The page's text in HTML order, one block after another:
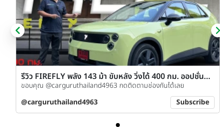
รีวิว FIREFLY พลัง 143 ม้า ขับหลัง วิ่งได้ 400 กม. ออปชั่น
เยอะ
ขอบคุณ @carguruthailand4963 กดติดตามช่องกันได้เลย
@carguruthailand4963
Subscribe